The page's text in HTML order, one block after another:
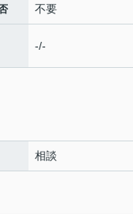
不要
-/-
相談